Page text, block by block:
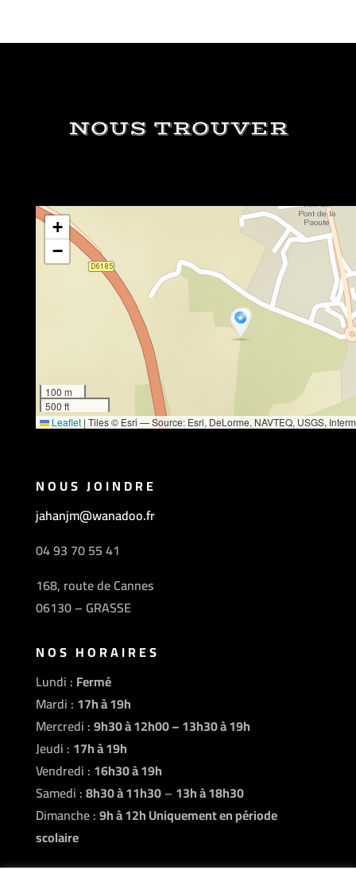
NOUS TROUVER
+
−
100 m
500 ft
Leaflet | Tiles © Esri — Source: Esri, DeLorme, NAVTEQ, USGS,
NOUS JOINDRE
jahanjm@wanadoo.fr
04 93 70 55 41
168, route de Cannes
06130 – GRASSE
NOS HORAIRES
Lundi : Fermé
Mardi : 17h à 19h
Mercredi :9h30 à 12h00 – 13h30 à 19h
Jeudi : 17h à 19h
Vendredi : 16h30 à 19h
Samedi :8h30 à 11h30– 13h à 18h30
Dimanche :9h à 12h Uniquement en période
scolaire